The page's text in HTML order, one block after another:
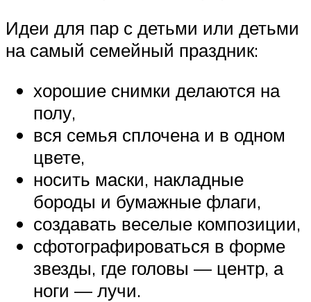
Идеи для пар с детьми или детьми
на самый семейный праздник:
хорошие снимки делаются на
полу,
вся семья сплочена и в одном
цвете,
носить маски, накладные
бороды и бумажные флаги,
создавать веселые композиции,
сфотографироваться в форме
звезды, где головы — центр, а
ноги — лучи.